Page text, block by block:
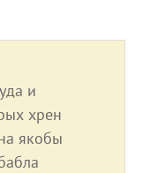
и
хрен
якобы